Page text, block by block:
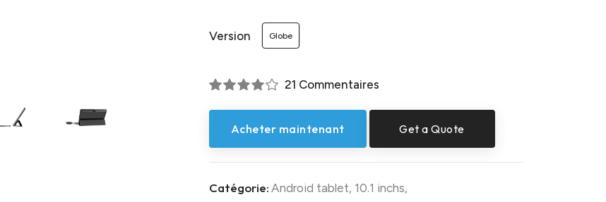
Version Globe
21 Commentaires
Acheter maintenant Get a Quote
Catégorie: Android tablet, 10.1 inchs,